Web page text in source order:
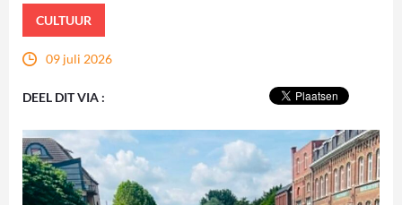
CULTUUR
09 juli 2026
DEEL DIT VIA :